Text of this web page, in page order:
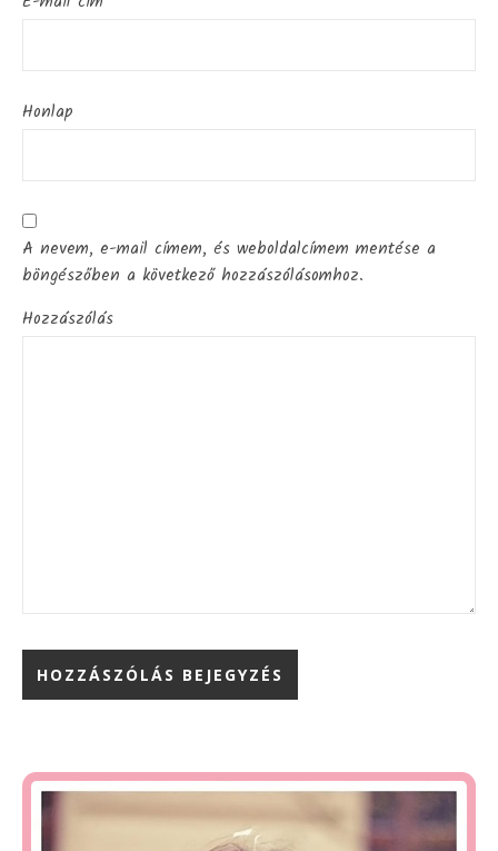
Honlap
A nevem, e-mail címem, és weboldalcímem mentése a
böngészőben a következő hozzászólásomhoz.
Hozzászólás